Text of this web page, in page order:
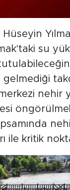
Hüseyin
su
gelmediği
nehir
kritik